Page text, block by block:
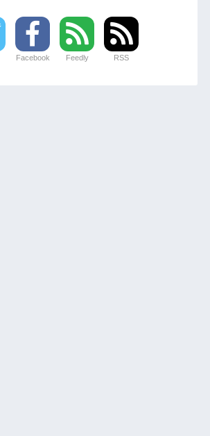
Facebook Feedly RSS